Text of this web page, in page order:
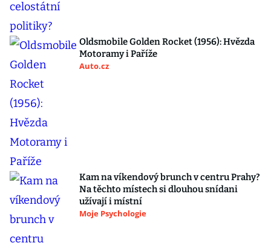
Oldsmobile Golden Rocket (1956): Hvězda
Motoramy i Paříže
Auto.cz
Kam na víkendový brunch v centru Prahy?
Na těchto místech si dlouhou snídani
užívají i místní
Moje Psychologie